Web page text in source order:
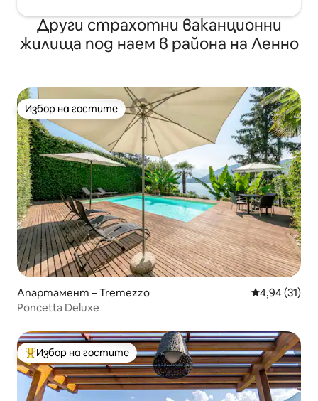
Други страхотни ваканционни
жилища под наем в района на Ленно
Избор на гостите
Избор на гостите
Апартамент – Tremezzo Средна
4,94 (31)
Poncetta Deluxe
Най-популярен избор на гостите
Избор на гостите